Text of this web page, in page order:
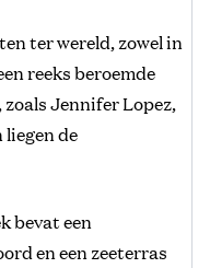
ter wereld, zowel in
reeks beroemde
Jennifer Lopez,
de
bevat een
en een zeeterras